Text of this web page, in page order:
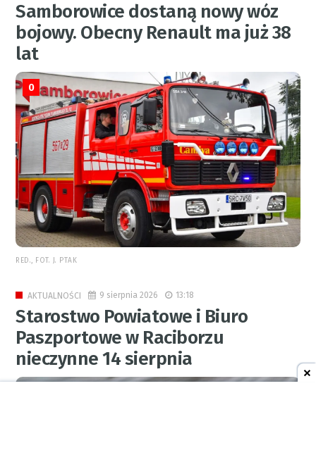
Samborowice dostaną nowy wóz
bojowy. Obecny Renault ma już 38
lat
0
RED., FOT. J. PTAK
AKTUALNOŚCI 9 sierpnia 2026 13:18
Starostwo Powiatowe i Biuro
Paszportowe w Raciborzu
nieczynne 14 sierpnia